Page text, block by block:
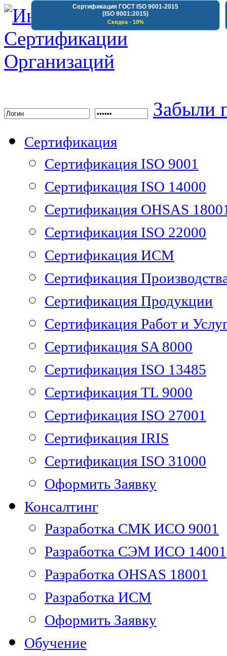
Сертификация ГОСТ ISO 9001-2015
(ISO 9001:2015)
Скидка - 10%
Забыли
Сертификация
Сертификация ISO 9001
Сертификация ISO 14000
Сертификация OHSAS
Сертификация ISO 22000
Сертификация ИСМ
Сертификация
Сертификация Продукции
Сертификация Работ и
Сертификация SA 8000
Сертификация ISO 13485
Сертификация TL 9000
Сертификация ISO 27001
Сертификация IRIS
Сертификация ISO 31000
Оформить Заявку
Консалтинг
Разработка СМК ИСО 9001
Разработка СЭМ ИСО 14001
Разработка OHSAS 18001
Разработка ИСМ
Оформить Заявку
Обучение